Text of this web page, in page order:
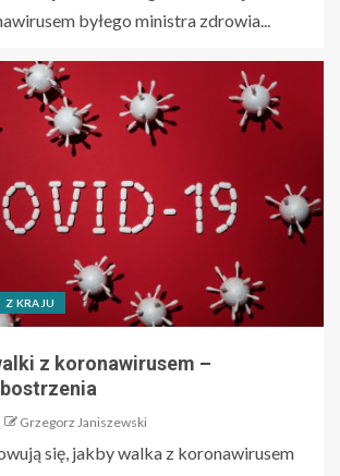
byłego ministra zdrowia...
Z KRAJU
z koronawirusem –
Grzegorz Janiszewski
się, jakby walka z koronawirusem